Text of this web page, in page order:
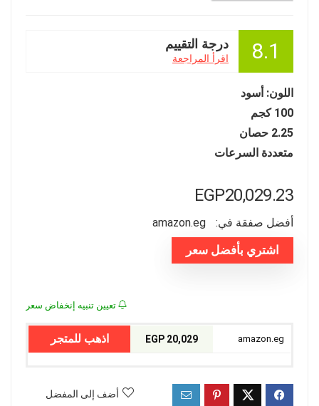
8.1 درجة التقييم
اقرأ المراجعة
اللون: أسود
100 كجم
2.25 حصان
متعددة السرعات
EGP20,029.23
أفضل صفقة في: amazon.eg
اشتري بأفضل سعر
تعيين تنبيه إنخفاض سعر
20,029 EGP اذهب للمتجر
أضف إلى المفضل